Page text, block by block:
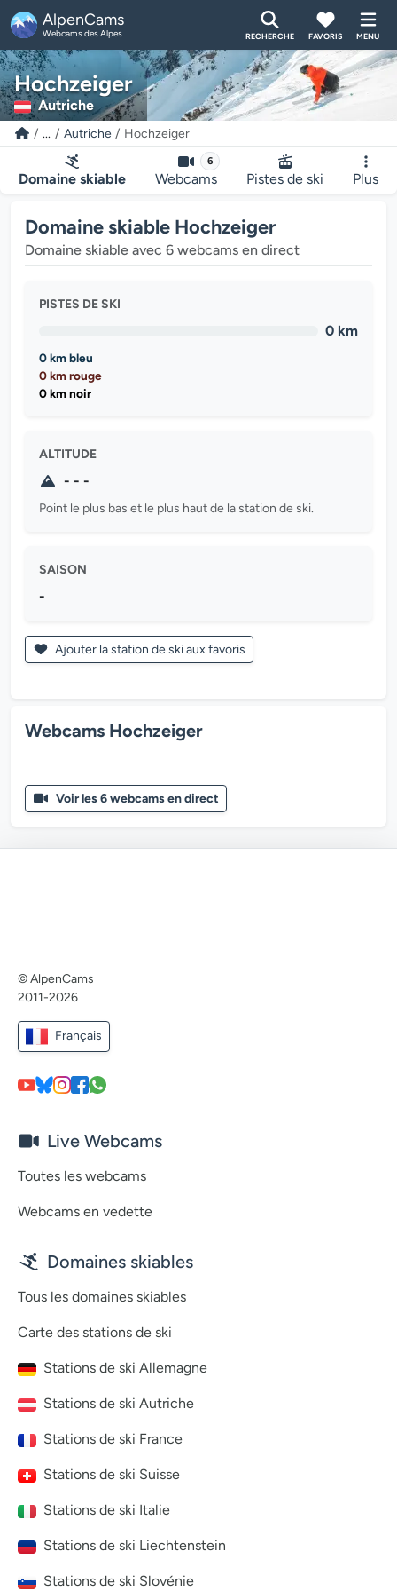
AlpenCams
Webcams des Alpes RECHERCHE FAVORIS MENU
Hochzeiger
Autriche
... Autriche Hochzeiger
Domaine skiable
6
Webcams Pistes de ski Plus
Domaine skiable Hochzeiger
Domaine skiable avec 6 webcams en direct
PISTES DE SKI
0 km
0 km bleu
0 km rouge
0 km noir
ALTITUDE
- - -
Point le plus bas et le plus haut de la station de ski.
SAISON
-
Ajouter la station de ski aux favoris
Webcams Hochzeiger
Voir les 6 webcams en direct
© AlpenCams
2011-2026
Français
Live Webcams
Toutes les webcams
Webcams en vedette
Domaines skiables
Tous les domaines skiables
Carte des stations de ski
Stations de ski Allemagne
Stations de ski Autriche
Stations de ski France
Stations de ski Suisse
Stations de ski Italie
Stations de ski Liechtenstein
Stations de ski Slovénie